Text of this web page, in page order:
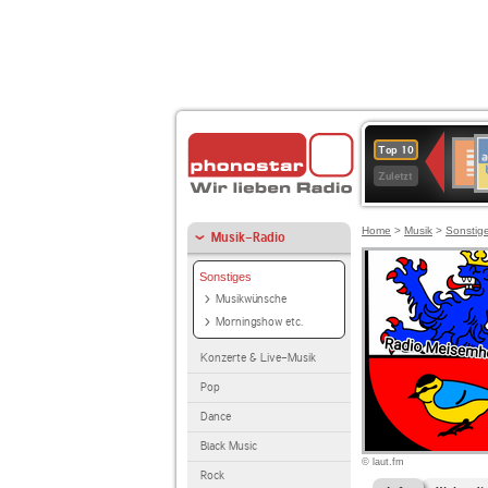
Top 10
Zuletzt
Kultur
Musik-Radio
Sonstiges
Musikwünsche
Morningshow etc.
Konzerte & Live-Musik
Pop
Dance
Black Music
Rock
Home > Musik >
© laut.fm